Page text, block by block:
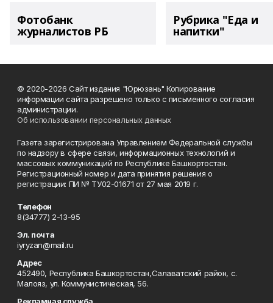
Фотобанк
журналистов РБ
Рубрика "Еда и
напитки"
© 2020-2026 Сайт издания "Юрюзань" Копирование
информации сайта разрешено только с письменного согласия
администрации.
Об использовании персональных данных
Газета зарегистрирована Управлением Федеральной службы
по надзору в сфере связи, информационных технологий и
массовых коммуникаций по Республике Башкортостан.
Регистрационный номер и дата принятия решения о
регистрации: ПИ № ТУ02-01671 от 27 мая 2019 г.
Телефон
8(34777) 2-13-95
Эл. почта
iyryzan@mail.ru
Адрес
452490, Республика Башкортостан,Салаватский район, с.
Малояз, ул. Коммунистическая, 56.